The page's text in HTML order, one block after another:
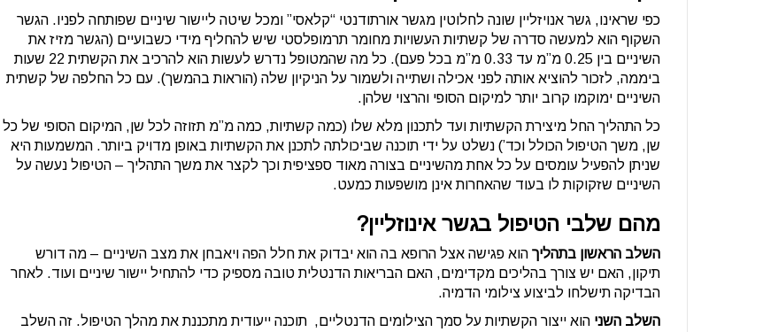
כפי שראינו, גשר אנויזליין שונה לחלוטין מגשר אורתודנטי “קלאסי” ומכל שיטה ליישור שיניים שפותחה לפניו. הגשר
השקוף הוא למעשה סדרה של קשתיות העשויות מחומר תרמופלסטי שיש להחליף מידי כשבועיים (הגשר מזיז את
השיניים בין 0.25 מ”מ עד 0.33 מ”מ בכל פעם). כל מה שהמטופל נדרש לעשות הוא להרכיב את הקשתית 22 שעות
ביממה, לזכור להוציא אותה לפני אכילה ושתייה ולשמור על הניקיון שלה (הוראות בהמשך). עם כל החלפה של קשתית
השיניים ימוקמו קרוב יותר למיקום הסופי והרצוי שלהן.
כל התהליך החל מיצירת הקשתיות ועד לתכנון מלא שלו (כמה קשתיות, כמה מ”מ תזוזה לכל שן, המיקום הסופי של כל
שן, משך הטיפול הכולל וכד’) נשלט על ידי תוכנה שביכולתה לתכנן את הקשתיות באופן מדויק ביותר. המשמעות היא
שניתן להפעיל עומסים על כל אחת מהשיניים בצורה מאוד ספציפית וכך לקצר את משך התהליך – הטיפול נעשה על
השיניים שזקוקות לו בעוד שהאחרות אינן מושפעות כמעט.
מהם שלבי הטיפול בגשר אינוזליין?
השלב הראשון בתהליך הוא פגישה אצל הרופא בה הוא יבדוק את חלל הפה ויאבחן את מצב השיניים – מה דורש
תיקון, האם יש צורך בהליכים מקדימים, האם הבריאות הדנטלית טובה מספיק כדי להתחיל יישור שיניים ועוד. לאחר
הבדיקה תישלחו לביצוע צילומי הדמיה.
השלב השני הוא ייצור הקשתיות על סמך הצילומים הדנטליים, תוכנה ייעודית מתכננת את מהלך הטיפול. זה השלב